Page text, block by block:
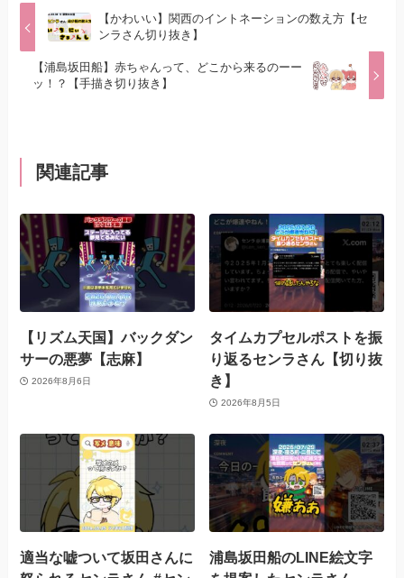
【かわいい】関西のイントネーションの数え方【セ
ンラさん切り抜き】
【浦島坂田船】赤ちゃんって、どこから来るのーー
ッ！？【手描き切り抜き】
関連記事
【リズム天国】バックダン
サーの悪夢【志麻】
2026年8月6日
タイムカプセルポストを振
り返るセンラさん【切り抜
き】
2026年8月5日
適当な嘘ついて坂田さんに
浦島坂田船のLINE絵文字